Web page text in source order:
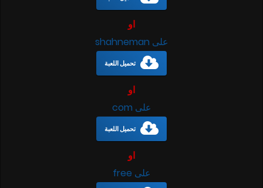
او
على shahneman
تحميل اللعبة
او
على com
تحميل اللعبة
او
على free